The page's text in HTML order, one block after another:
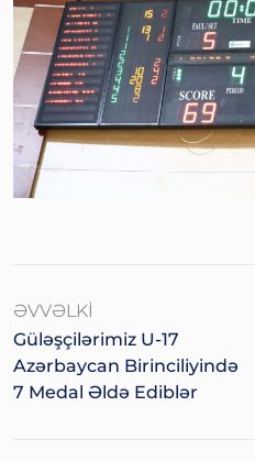
ƏVVƏLKI
Güləşçilərimiz U-17
Azərbaycan Birinciliyində
7 Medal Əldə Ediblər